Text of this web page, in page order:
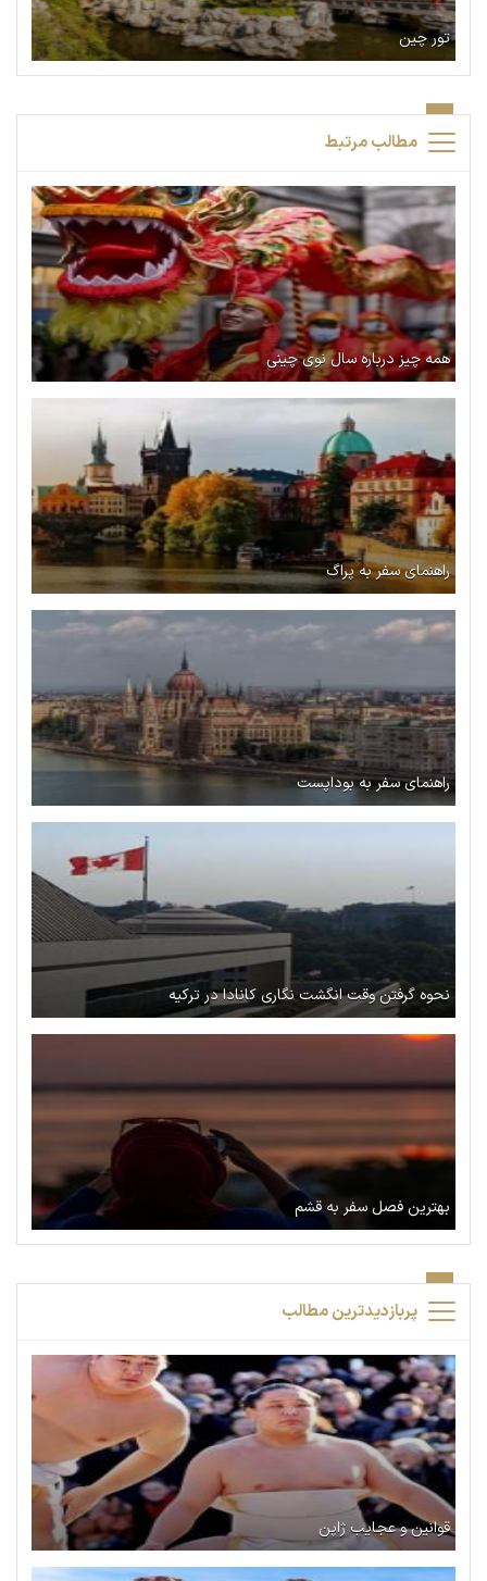
تور چین
مطالب مرتبط
همه چیز درباره سال نوی چینی
راهنمای سفر به پراگ
راهنمای سفر به بوداپست
نحوه گرفتن وقت انگشت نگاری کانادا در ترکیه
بهترین فصل سفر به قشم
پربازدیدترین مطالب
قوانین و عجایب ژاپن